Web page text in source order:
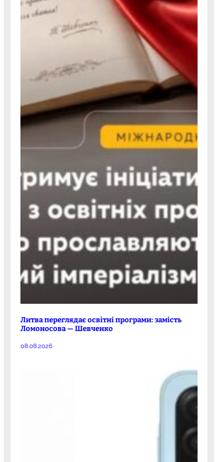
Литва переглядає освітні програми: замість
Ломоносова — Шевченко
08.08.2026